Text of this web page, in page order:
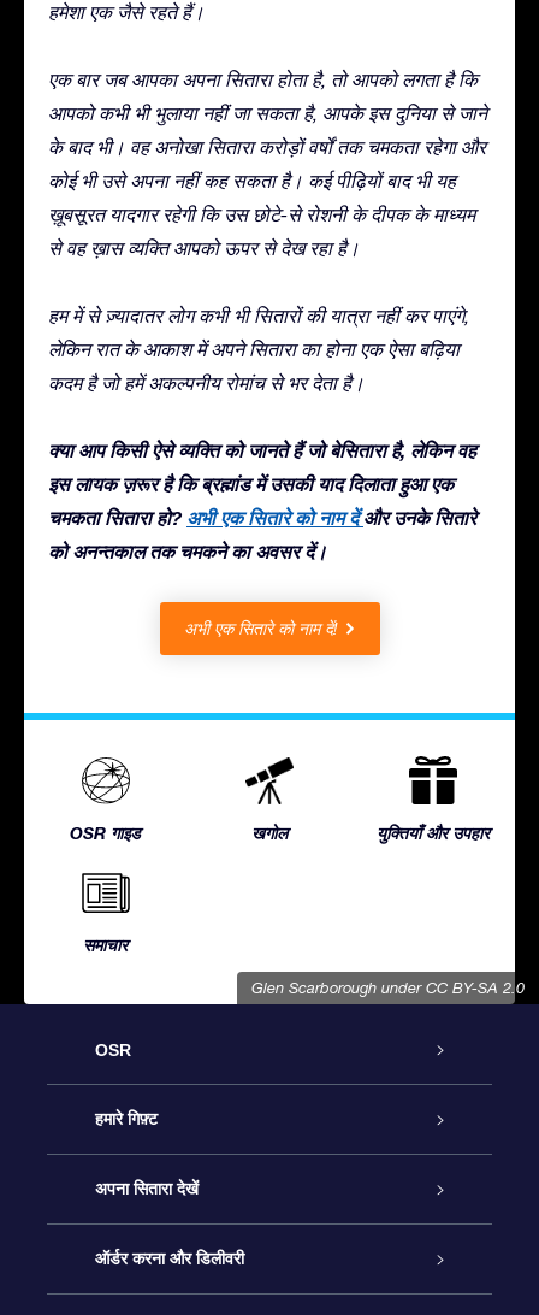
Glen Scarborough under CC BY-SA 2.0
हमेशा एक जैसे रहते हैं।
एक बार जब आपका अपना सितारा होता है, तो आपको लगता है कि
आपको कभी भी भुलाया नहीं जा सकता है, आपके इस दुनिया से जाने
के बाद भी। वह अनोखा सितारा करोड़ों वर्षों तक चमकता रहेगा और
कोई भी उसे अपना नहीं कह सकता है। कई पीढ़ियों बाद भी यह
ख़ूबसूरत यादगार रहेगी कि उस छोटे-से रोशनी के दीपक के माध्यम
से वह ख़ास व्यक्ति आपको ऊपर से देख रहा है।
हम में से ज़्यादातर लोग कभी भी सितारों की यात्रा नहीं कर पाएंगे,
लेकिन रात के आकाश में अपने सितारा का होना एक ऐसा बढ़िया
कदम है जो हमें अकल्पनीय रोमांच से भर देता है।
क्या आप किसी ऐसे व्यक्ति को जानते हैं जो बेसितारा है, लेकिन वह
इस लायक ज़रूर है कि ब्रह्मांड में उसकी याद दिलाता हुआ एक
चमकता सितारा हो? अभी एक सितारे को नाम देंऔर उनके सितारे
को अनन्तकाल तक चमकने का अवसर दें।
अभी एक सितारे को नाम दें!
OSR गाइड खगोल युक्तियाँ और उपहार
समाचार
OSR
ग्राहक सेवा
हमसे संपर्क करें
ब्लॉग
हमारे गिफ़्ट
ऑनलाइन स्टार गिफ़्ट
OSR गिफ़्ट पैक
अपना सितारा देखें
स्टार रजिस्टर
ऑर्डर करना और डिलीवरी